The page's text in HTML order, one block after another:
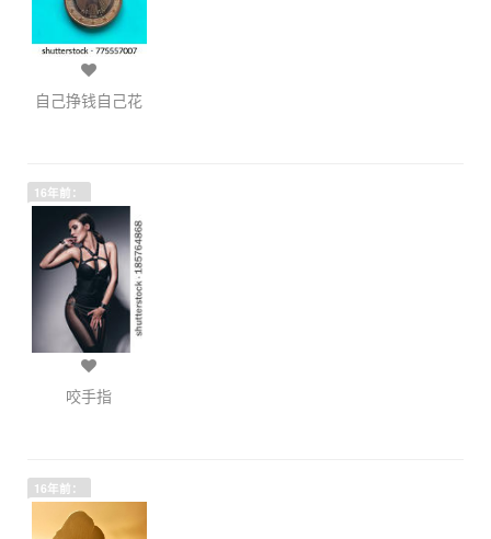
自己挣钱自己花
16年前：
咬手指
16年前：